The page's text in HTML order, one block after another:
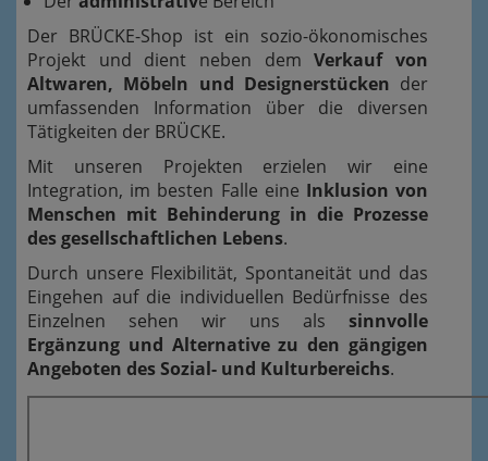
Der BRÜCKE-Shop ist ein sozio-ökonomisches
Projekt und dient neben demVerkauf von
Altwaren, Möbeln und Designerstücken der
umfassenden Information über die diversen
Tätigkeiten der BRÜCKE.
Mit unseren Projekten erzielen wir eine
Integration, im besten Falle eine Inklusion von
Menschen mit Behinderung in die Prozesse
des gesellschaftlichen Lebens.
Durch unsere Flexibilität, Spontaneität und das
Eingehen auf die individuellen Bedürfnisse des
Einzelnen sehen wir uns als sinnvolle
Ergänzung und Alternative zu den gängigen
Angeboten des Sozial- und Kulturbereichs.